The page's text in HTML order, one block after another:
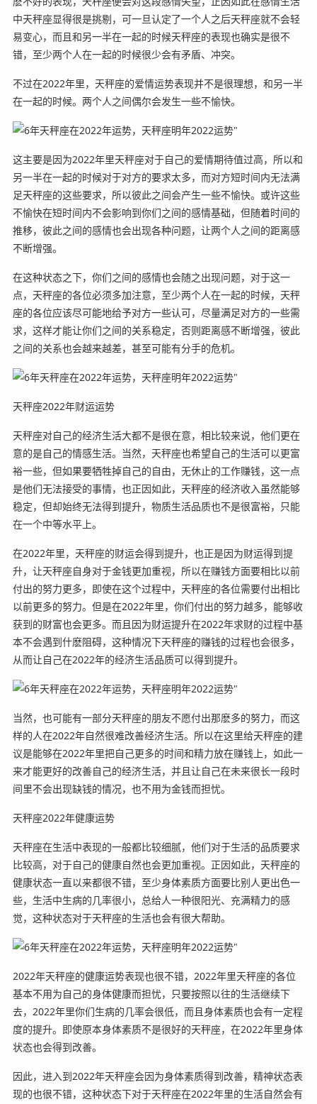
中天秤座显得很是挑剔，可一旦认定了一个人之后天秤座就不会轻
易变心，而且和另一半在一起的时候天秤座的表现也确实是很不
错，至少两个人在一起的时候很少会有矛盾、冲突。
不过在2022年里，天秤座的爱情运势表现并不是很理想，和另一半
在一起的时候。两个人之间偶尔会发生一些不愉快。
这主要是因为2022年里天秤座对于自己的爱情期待值过高，所以和
另一半在一起的时候对于对方的要求太多，而对方短时间内无法满
足天秤座的这些要求，所以彼此之间会产生一些不愉快。或许这些
不愉快在短时间内不会影响到你们之间的感情基础，但随着时间的
推移，彼此之间的感情也会出现各种问题，让两个人之间的距离感
不断增强。
在这种状态之下，你们之间的感情也会随之出现问题，对于这一
点，天秤座的各位必须多加注意，至少两个人在一起的时候，天秤
座的各位应该尽可能地给予对方一些认可，尽量满足对方的一些需
求，这样才能让你们之间的关系稳定，否则距离感不断增强，彼此
之间的关系也会越来越差，甚至可能有分手的危机。
天秤座2022年财运运势
天秤座对自己的经济生活大都不是很在意，相比较来说，他们更在
意的是自己的情感生活。当然，天秤座也希望自己的生活可以更富
裕一些，但如果要牺牲掉自己的自由，无休止的工作赚钱，这一点
是他们无法接受的事情，也正因如此，天秤座的经济收入虽然能够
稳定，但却始终无法得到提升，物质生活品质也不是很富裕，只能
在一个中等水平上。
在2022年里，天秤座的财运会得到提升，也正是因为财运得到提
升，让天秤座自身对于金钱更加重视，所以在赚钱方面要相比以前
付出的努力更多，即使在这个过程中，天秤座的各位需要付出相比
以前更多的努力。但是在2022年里，你们付出的努力越多，能够收
获到的财富也会更多。而且因为财运提升在2022年求财的过程中基
本不会遇到什麽阻碍，这种情况下天秤座的赚钱的过程也会很多，
从而让自己在2022年的经济生活品质可以得到提升。
当然，也可能有一部分天秤座的朋友不愿付出那麽多的努力，而这
样的人在2022年自然很难改善经济生活。所以在这里给天秤座的建
议是能够在2022年里把自己更多的时间和精力放在赚钱上，如此一
来才能更好的改善自己的经济生活，并且让自己在未来很长一段时
间里不会出现缺钱的情况，也不用为金钱而担忧。
天秤座2022年健康运势
天秤座在生活中表现的一般都比较细腻，他们对于生活的品质要求
比较高，对于自己的健康自然也会更加重视。正因如此，天秤座的
健康状态一直以来都很不错，至少身体素质方面要比别人更出色一
些，生活中生病的几率很小，总给人一种很阳光、充满精力的感
觉，这种状态对于天秤座的生活也会有很大帮助。
2022年天秤座的健康运势表现也很不错，2022年里天秤座的各位
基本不用为自己的身体健康而担忧，只要按照以往的生活继续下
去，2022年里你们生病的几率会很低，而且身体素质也会有一定程
度的提升。即使原本身体素质不是很好的天秤座，在2022年里身体
状态也会得到改善。
因此，进入到2022年天秤座会因为身体素质得到改善，精神状态表
现的也很不错，这种状态下对于天秤座在2022年里的生活自然会有